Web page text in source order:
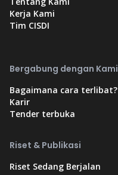
Kerja Kami
Tim CISDI
Bergabung dengan Kami
Bagaimana cara terlibat?
Karir
Tender terbuka
Riset & Publikasi
Riset Sedang Berjalan